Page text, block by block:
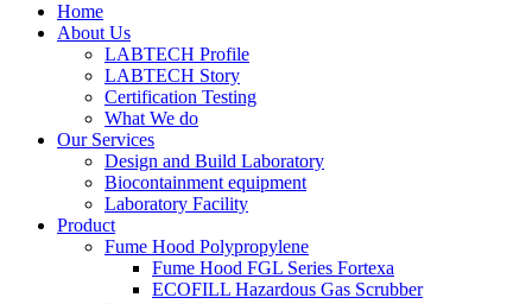
Home
About Us
LABTECH Profile
LABTECH Story
Certification Testing
What We do
Our Services
Design and Build Laboratory
Biocontainment equipment
Laboratory Facility
Product
Fume Hood Polypropylene
Fume Hood FGL Series Fortexa
ECOFILL Hazardous Gas Scrubber